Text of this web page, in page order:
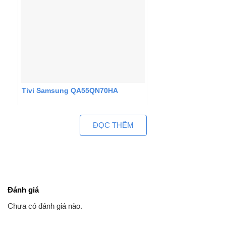
Tivi Samsung QA55QN70HA
ĐỌC THÊM
Đánh giá
Chưa có đánh giá nào.